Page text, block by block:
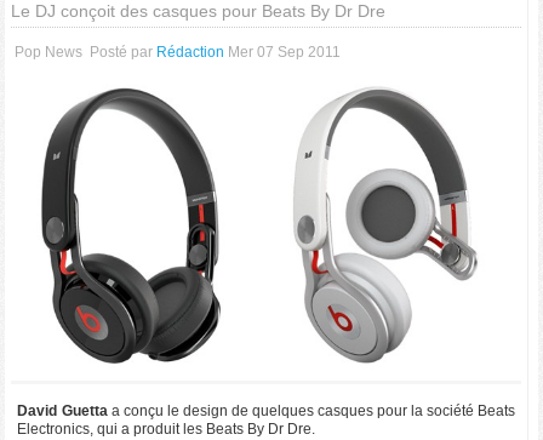
Le DJ conçoit des casques pour Beats By Dr Dre
Pop News Posté par Rédaction Mer 07 Sep 2011
David Guettaa conçu le design de quelques casques pour la société Beats
Electronics, qui a produit les Beats By Dr Dre.